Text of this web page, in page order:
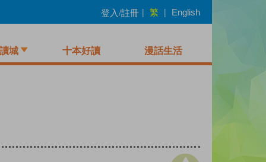
登入/註冊 | 繁 | English
城 十本好讀 漫話生活